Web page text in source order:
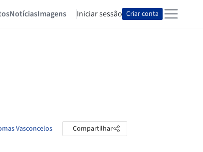
NotíciasImagens Iniciar sessão Criar conta
Vasconcelos Compartilhar